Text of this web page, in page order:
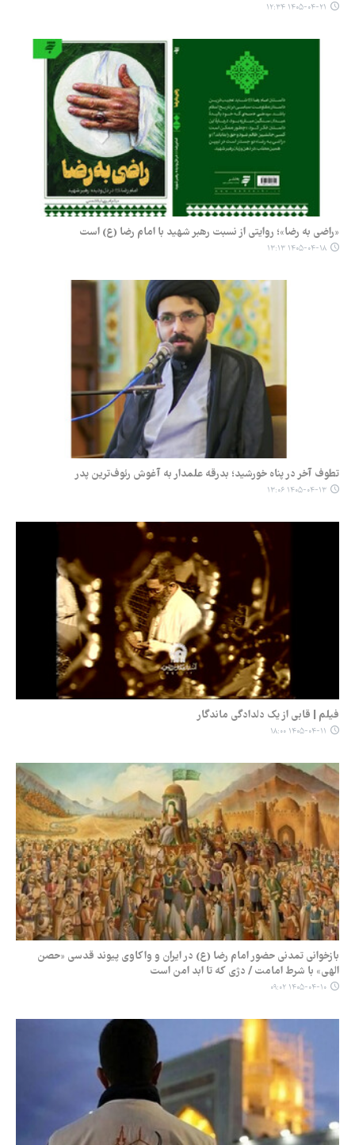
۱۴۰۵-۰۴-۲۱ ۱۲:۳۴
«راضی به رضا»؛ روایتی از نسبت رهبر شهید با امام رضا (ع) است
۱۴۰۵-۰۴-۱۸ ۱۳:۱۳
‏تطوف آخر در پناه خورشید؛ بدرقه علمدار به آغوش رئوف‌ترین پدر
۱۴۰۵-۰۴-۱۳ ۱۳:۰۶
فیلم | قابی از یک دلدادگی ماندگار
۱۴۰۵-۰۴-۱۱ ۱۸:۰۰
بازخوانی تمدنی حضور امام رضا (ع) در ایران و واکاوی پیوند قدسی «حصن
الهی» با شرط امامت / دژی که تا ابد امن است
۱۴۰۵-۰۴-۱۰ ۰۹:۰۲